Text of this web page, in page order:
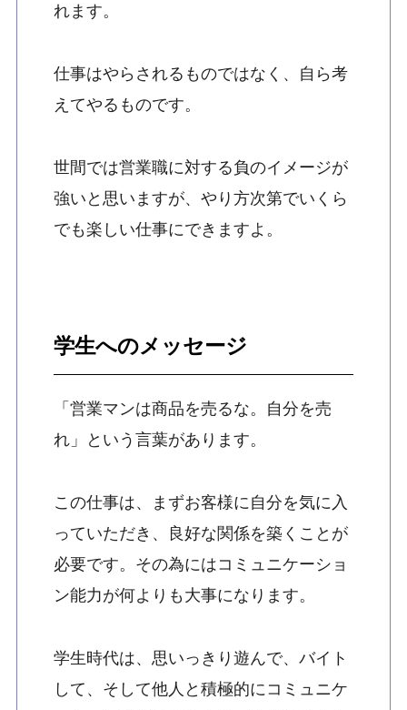
れます。
仕事はやらされるものではなく、自ら考
えてやるものです。
世間では営業職に対する負のイメージが
強いと思いますが、やり方次第でいくら
でも楽しい仕事にできますよ。
学生へのメッセージ
「営業マンは商品を売るな。自分を売
れ」という言葉があります。
この仕事は、まずお客様に自分を気に入
っていただき、良好な関係を築くことが
必要です。その為にはコミュニケーショ
ン能力が何よりも大事になります。
学生時代は、思いっきり遊んで、バイト
して、そして他人と積極的にコミュニケ